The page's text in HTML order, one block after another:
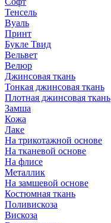
Тенсель
Вуаль
Принт
Букле Твид
Вельвет
Велюр
Джинсовая ткань
Тонкая джинсовая ткань
Плотная джинсовая ткань
Замша
Кожа
Лаке
На трикотажной основе
На тканевой основе
На флисе
Металлик
На замшевой основе
Костюмная ткань
Поливискоза
Вискоза